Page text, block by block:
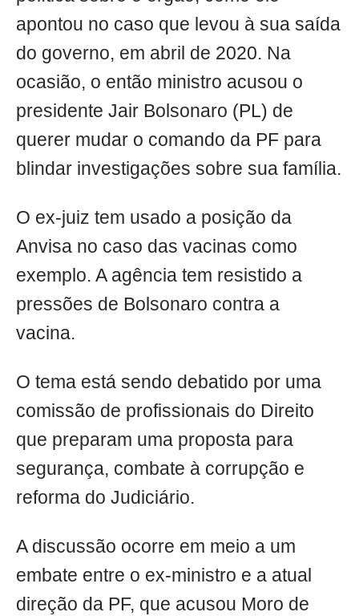
apontou no caso que levou à sua saída
do governo, em abril de 2020. Na
ocasião, o então ministro acusou o
presidente Jair Bolsonaro (PL) de
querer mudar o comando da PF para
blindar investigações sobre sua família.
O ex-juiz tem usado a posição da
Anvisa no caso das vacinas como
exemplo. A agência tem resistido a
pressões de Bolsonaro contra a
vacina.
O tema está sendo debatido por uma
comissão de profissionais do Direito
que preparam uma proposta para
segurança, combate à corrupção e
reforma do Judiciário.
A discussão ocorre em meio a um
embate entre o ex-ministro e a atual
direção da PF, que acusou Moro de